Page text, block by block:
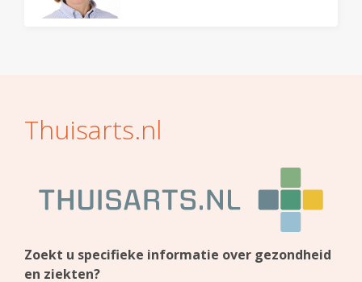
Thuisarts.nl
Zoekt u specifieke informatie over gezondheid
en ziekten?